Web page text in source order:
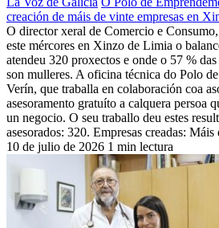
creación de máis de vinte empresas en
O director xeral de Comercio e
este mércores en Xinzo de Limia o
atendeu 320 proxectos e onde o 57 %
son mulleres. A oficina técnica do Polo
Verín, que traballa en colaboración coa
asesoramento gratuíto a calquera persoa
un negocio. O seu traballo deu estes
asesorados: 320. Empresas creadas:
10 de julio de 2026 1 min lectura